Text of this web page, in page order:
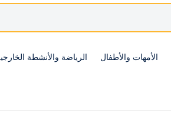
الأمهات والأطفال الرياضة والأنشطة